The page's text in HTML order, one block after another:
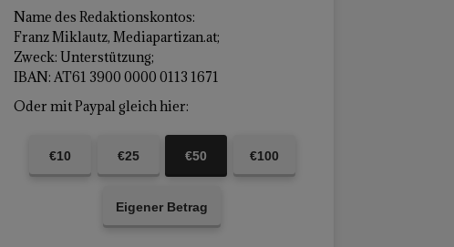
Name des Redaktionskontos:
Franz Miklautz, Mediapartizan.at;
Zweck: Unterstützung;
IBAN: AT61 3900 0000 0113 1671
Oder mit Paypal gleich hier:
€10 €25 €50 €100
Eigener Betrag